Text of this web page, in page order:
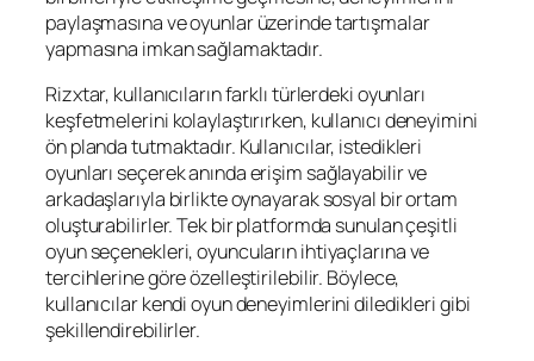
paylaşmasına ve oyunlar üzerinde tartışmalar
yapmasına imkan sağlamaktadır.
Rizxtar, kullanıcıların farklı türlerdeki oyunları
keşfetmelerini kolaylaştırırken, kullanıcı deneyimini
ön planda tutmaktadır. Kullanıcılar, istedikleri
oyunları seçerek anında erişim sağlayabilir ve
arkadaşlarıyla birlikte oynayarak sosyal bir ortam
oluşturabilirler. Tek bir platformda sunulan çeşitli
oyun seçenekleri, oyuncuların ihtiyaçlarına ve
tercihlerine göre özelleştirilebilir. Böylece,
kullanıcılar kendi oyun deneyimlerini diledikleri gibi
şekillendirebilirler.